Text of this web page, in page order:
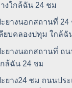
งใกล้ฉัน 24 ชม
ยางนอกสถานที่
ยบคลองปทุม ใกล้ฉั
ยางนอกสถานที่ ถน
ล้ฉัน 24 ชม
ยาง24 ชม ถนนประ